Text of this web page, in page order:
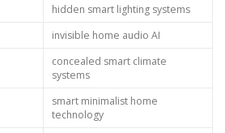
hidden smart lighting systems
invisible home audio AI
concealed smart climate
systems
smart minimalist home
technology